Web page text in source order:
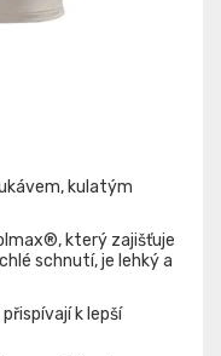
kulatým
který zajišťuje
schnutí, je lehký a
k lepší